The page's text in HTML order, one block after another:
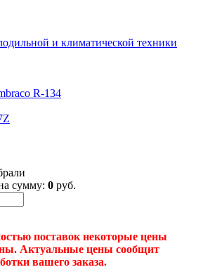
и климатической техники
R-134
сумму: 0 руб.
поставок некоторые цены
Актуальные цены сообщит
вашего заказа.